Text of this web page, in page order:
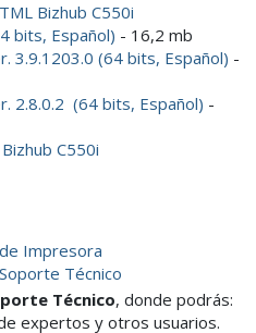
Bizhub C550i
bits, Español) - 16,2 mb
3.9.1203.0 (64 bits, Español) -
2.8.0.2 (64 bits, Español) -
C550i
Impresora
Técnico
Técnico, donde podrás:
expertos y otros usuarios.